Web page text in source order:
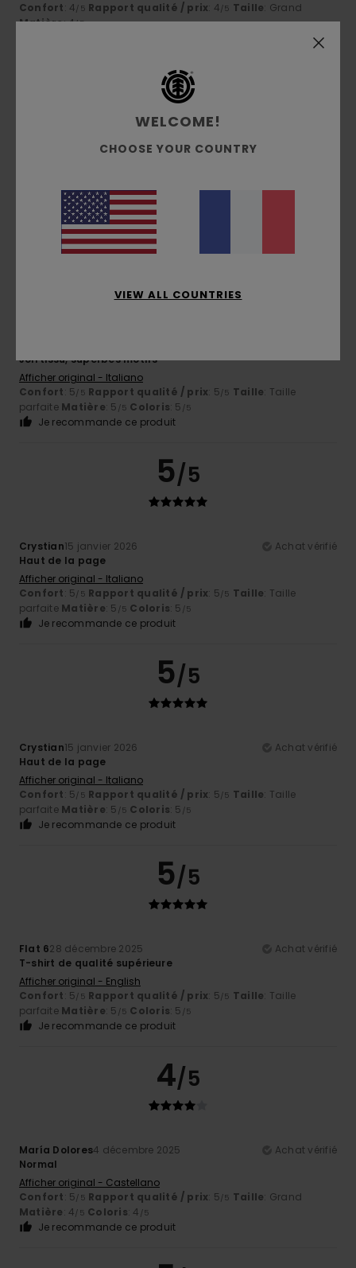
Confort: 4/5 Rapport qualité / prix: 4/5 Taille: Grand
Matière: 4/5
4/5
Confort: 4/5 Rapport qualité / prix: 4/5 Taille: Taille
Matière: 4/5 Coloris
Je recommande ce produit
Joli tissu, superbes motifs
Afficher original - Italiano
Confort: 5/5 Rapport qualité / prix: 5/5 Taille: Taille
parfaite Matière: 5 /5 Coloris: 5 /5
Je recommande ce produit
5/5
Crystian15 janvier 2026
Achat vérifié
Haut de la page
Afficher original - Italiano
Confort: 5/5 Rapport qualité / prix: 5/5 Taille: Taille
parfaite Matière: 5 /5 Coloris: 5 /5
Je recommande ce produit
5/5
Crystian15 janvier 2026
Achat vérifié
Haut de la page
Afficher original - Italiano
Confort: 5/5 Rapport qualité / prix: 5/5 Taille: Taille
parfaite Matière: 5 /5 Coloris: 5 /5
Je recommande ce produit
5/5
Flat 628 décembre 2025
Achat vérifié
T-shirt de qualité supérieure
Afficher original - English
Confort: 5/5 Rapport qualité / prix: 5/5 Taille: Taille
parfaite Matière: 5 /5 Coloris: 5 /5
Je recommande ce produit
4/5
María Dolores4 décembre 2025
Achat vérifié
Normal
Afficher original - Castellano
Confort: 5/5 Rapport qualité / prix: 5/5 Taille: Grand
Matière: 4/5 Coloris: 4 /5
Je recommande ce produit
WELCOME!
CHOOSE YOUR COUNTRY
VIEW ALL COUNTRIES